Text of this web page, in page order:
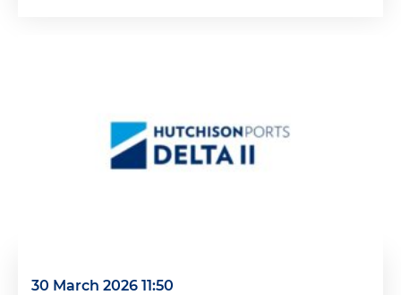
30 March 2026 11:50